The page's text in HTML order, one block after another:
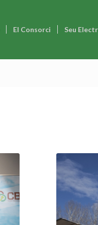
El Consorci Seu